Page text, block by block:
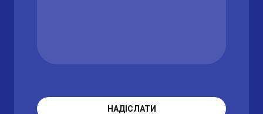
НАДІСЛАТИ